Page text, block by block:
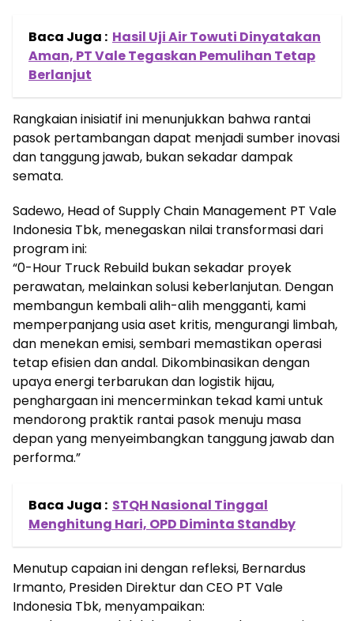
Baca Juga : Hasil Uji Air Towuti Dinyatakan
Aman, PT Vale Tegaskan Pemulihan Tetap
Berlanjut
Rangkaian inisiatif ini menunjukkan bahwa rantai
pasok pertambangan dapat menjadi sumber inovasi
dan tanggung jawab, bukan sekadar dampak
semata.
Sadewo, Head of Supply Chain Management PT Vale
Indonesia Tbk, menegaskan nilai transformasi dari
program ini:
“0-Hour Truck Rebuild bukan sekadar proyek
perawatan, melainkan solusi keberlanjutan. Dengan
membangun kembali alih-alih mengganti, kami
memperpanjang usia aset kritis, mengurangi limbah,
dan menekan emisi, sembari memastikan operasi
tetap efisien dan andal. Dikombinasikan dengan
upaya energi terbarukan dan logistik hijau,
penghargaan ini mencerminkan tekad kami untuk
mendorong praktik rantai pasok menuju masa
depan yang menyeimbangkan tanggung jawab dan
performa.”
Baca Juga : STQH Nasional Tinggal
Menghitung Hari, OPD Diminta Standby
Menutup capaian ini dengan refleksi, Bernardus
Irmanto, Presiden Direktur dan CEO PT Vale
Indonesia Tbk, menyampaikan: